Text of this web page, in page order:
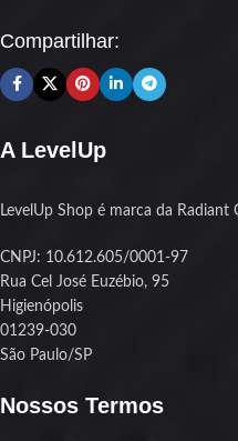
Compartilhar:
A LevelUp
LevelUp Shop é marca da Radiant
CNPJ: 10.612.605/0001-97
Rua Cel José Euzébio, 95
Higienópolis
01239-030
São Paulo/SP
Nossos Termos